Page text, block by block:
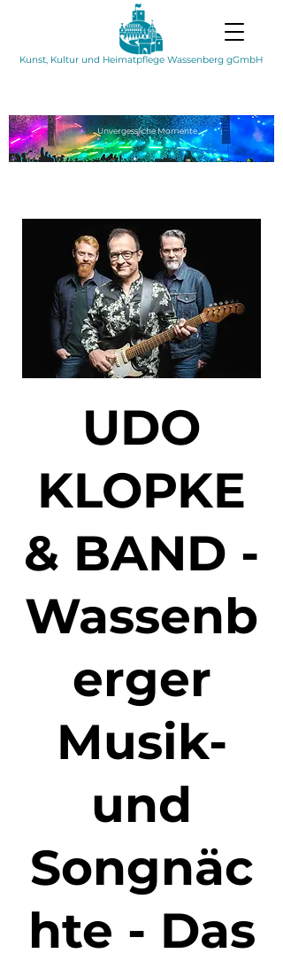
Kunst, Kultur und Heimatpflege Wassenberg gGmbH
UnvergesslicheMomente
UDO
KLOPKE
& BAND -
Wassenb
erger
Musik-
und
Songnäc
hte - Das